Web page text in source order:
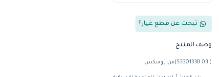
تبحث عن قطع غيار؟
وصف المنتج
( S3301330:03)من زوميكس